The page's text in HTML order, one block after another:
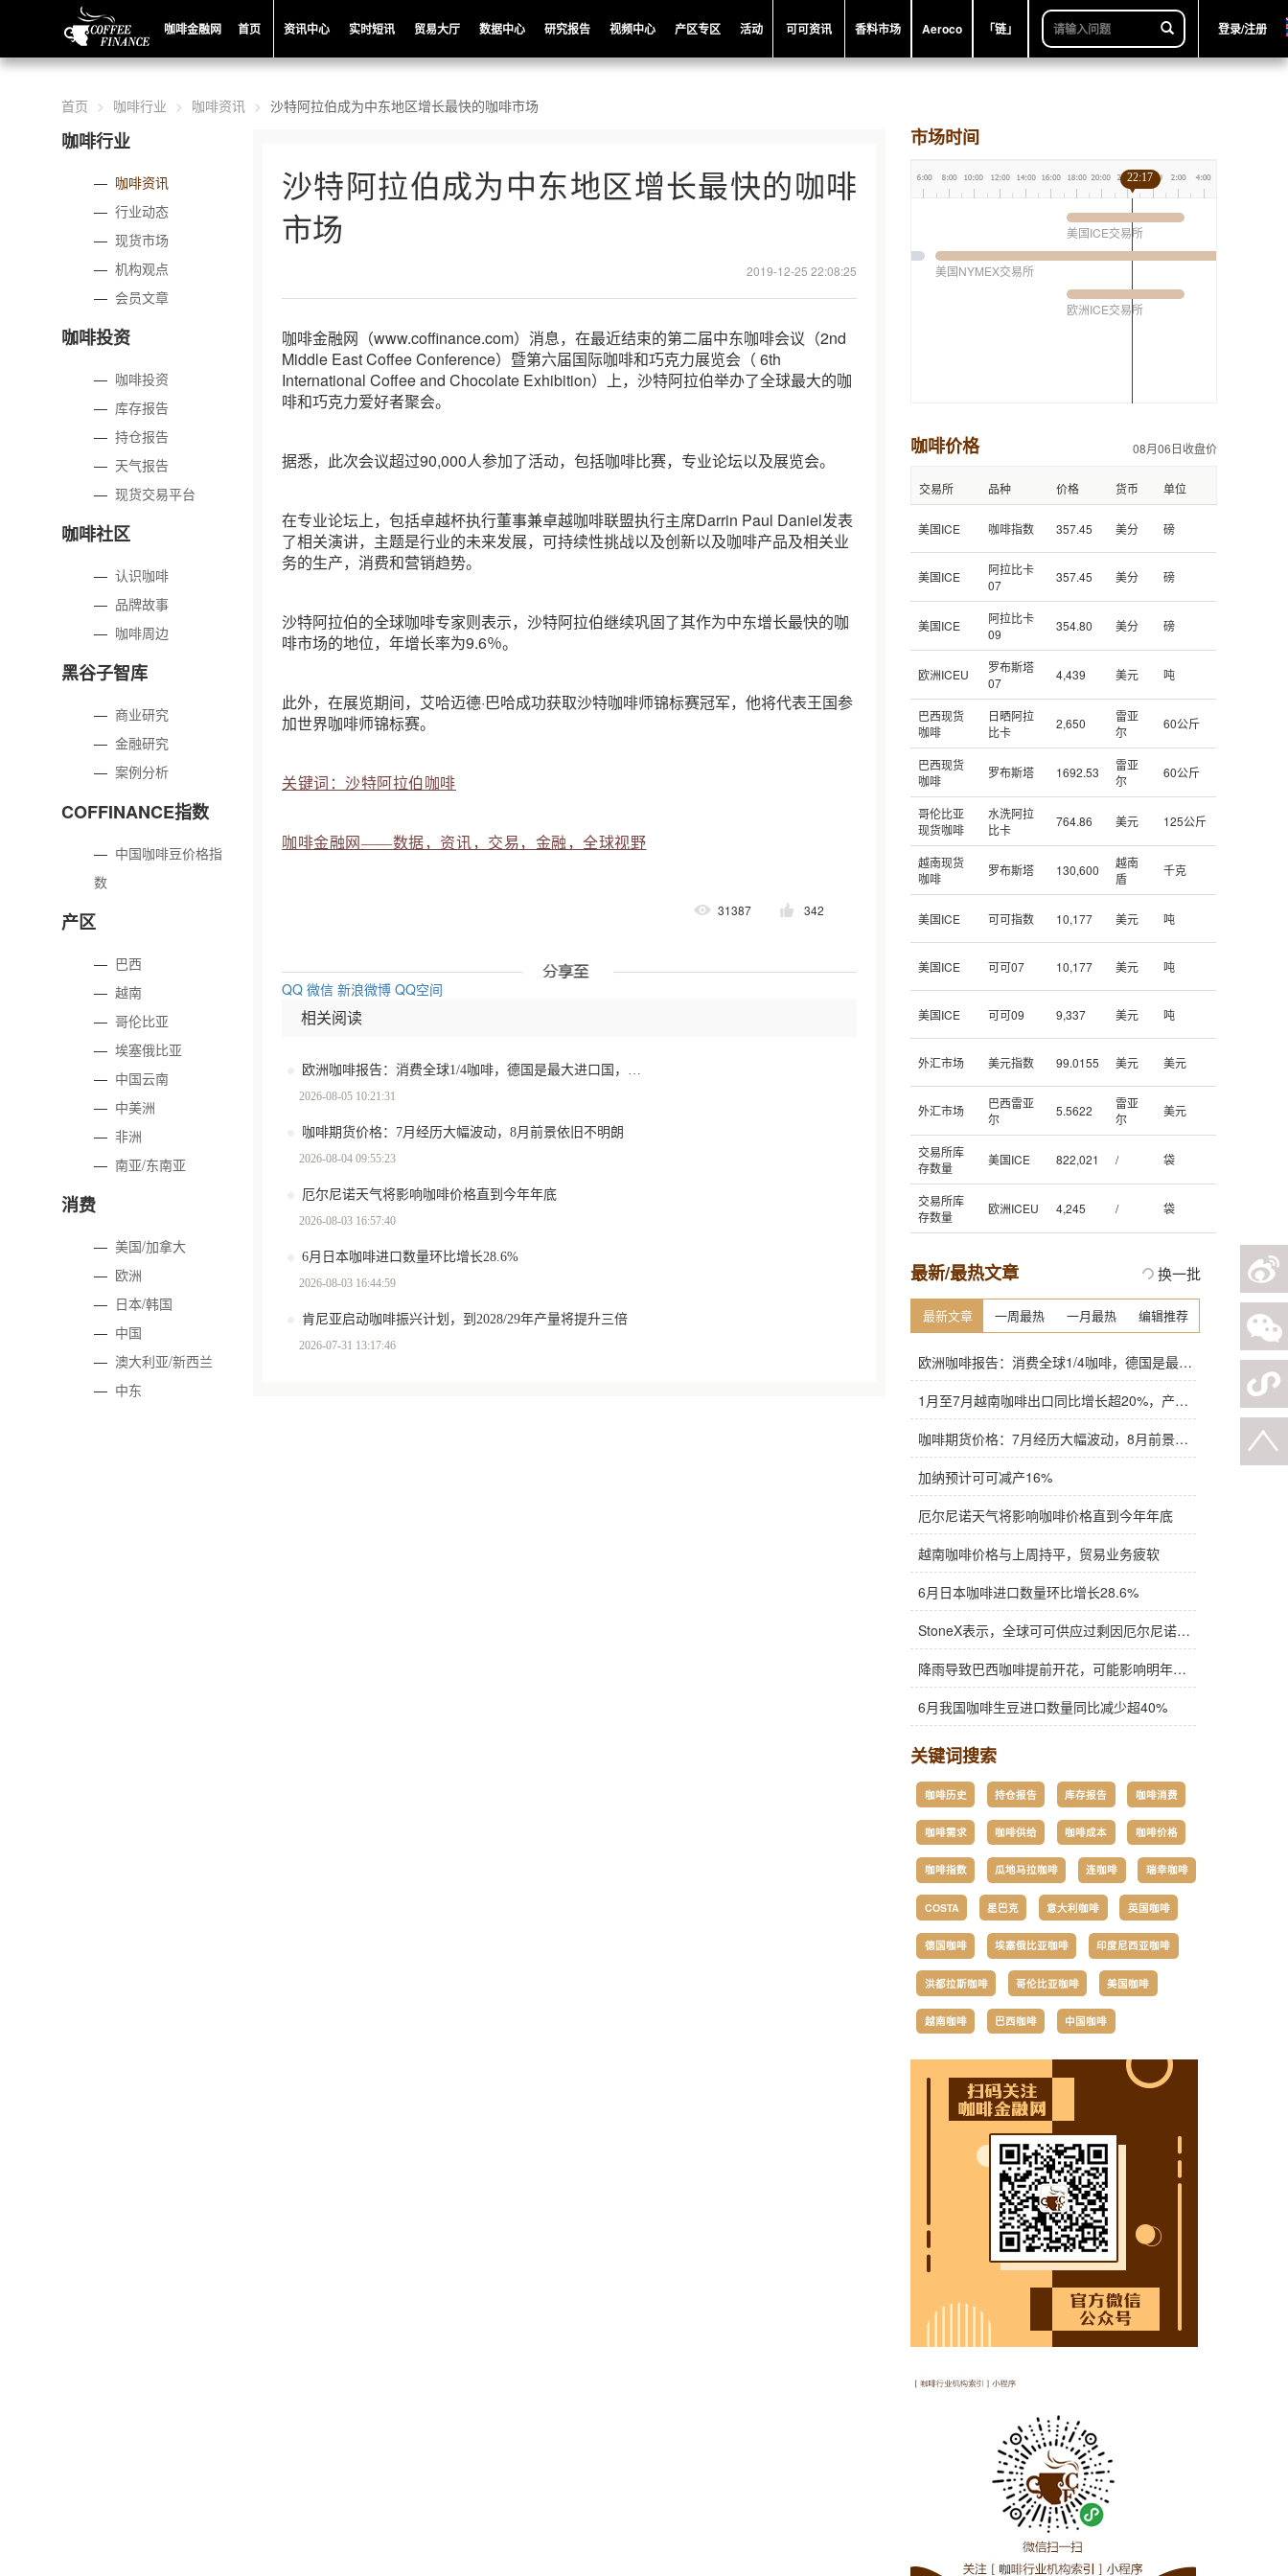
咖啡金融网 首页 资讯中心 实时短讯 贸易大厅 数据中心 研究报告 视频中心 产区专区 活动 可可资讯 香料市场 Aeroco 「链」 登录/注册
首页 咖啡行业 咖啡资讯 沙特阿拉伯成为中东地区增长最快的咖啡市场
咖啡行业
— 咖啡资讯
—行业动态
—现货市场
—机构观点
—会员文章
咖啡投资
— 咖啡投资
— 库存报告
—持仓报告
— 天气报告
—现货交易平台
咖啡社区
—认识咖啡
— 品牌故事
— 咖啡周边
黑谷子智库
— 商业研究
—金融研究
—案例分析
COFFINANCE指数
— 中国咖啡豆价格指
数
产区
— 巴西
—越南
—哥伦比亚
—埃塞俄比亚
— 中国云南
— 中美洲
—非洲
—南亚/东南亚
消费
—美国/加拿大
— 欧洲
— 日本/韩国
— 中国
— 澳大利亚/新西兰
— 中东
沙特阿拉伯成为中东地区增长最快的咖啡
市场
2019-12-25 22:08:25
咖啡金融网（www.coffinance.com）消息，在最近结束的第二届中东咖啡会议（2nd
Middle East Coffee Conference）暨第六届国际咖啡和巧克力展览会（ 6th
International Coffee and Chocolate Exhibition）上，沙特阿拉伯举办了全球最大的咖
啡和巧克力爱好者聚会。
据悉，此次会议超过90,000人参加了活动，包括咖啡比赛，专业论坛以及展览会。
在专业论坛上，包括卓越杯执行董事兼卓越咖啡联盟执行主席Darrin Paul Daniel发表
了相关演讲，主题是行业的未来发展，可持续性挑战以及创新以及咖啡产品及相关业
务的生产，消费和营销趋势。
沙特阿拉伯的全球咖啡专家则表示，沙特阿拉伯继续巩固了其作为中东增长最快的咖
啡市场的地位，年增长率为9.6％。
此外，在展览期间，艾哈迈德·巴哈成功获取沙特咖啡师锦标赛冠军，他将代表王国参
加世界咖啡师锦标赛。
关键词：沙特阿拉伯咖啡
咖啡金融网——数据，资讯，交易，金融，全球视野
31387 342
QQ 微信 新浪微博 QQ空间
相关阅读
2026-08-05 10:21:31
咖啡期货价格：7月经历大幅波动，8月前景依旧不明朗
2026-08-04 09:55:23
厄尔尼诺天气将影响咖啡价格直到今年年底
2026-08-03 16:57:40
6月日本咖啡进口数量环比增长28.6%
2026-08-03 16:44:59
肯尼亚启动咖啡振兴计划，到2028/29年产量将提升三倍
2026-07-31 13:17:46
市场时间
美国ICE交易所
美国NYMEX交易所
欧洲ICE交易所
22:17
咖啡价格 08月06日收盘价
交易所 品种 价格 货币 单位
美国ICE 咖啡指数 357.45 美分 磅
美国ICE
阿拉比卡
07
357.45 美分 磅
美国ICE
阿拉比卡
09
354.80 美分 磅
欧洲ICEU
罗布斯塔
07
4,439 美元 吨
巴西现货
咖啡
日晒阿拉
比卡
2,650
雷亚
尔
60公斤
巴西现货
咖啡
罗布斯塔 1692.53
雷亚
尔
60公斤
哥伦比亚
现货咖啡
水洗阿拉
比卡
764.86 美元 125公斤
越南现货
咖啡
罗布斯塔 130,600
越南
盾
千克
美国ICE 可可指数 10,177 美元 吨
美国ICE 可可07 10,177 美元 吨
美国ICE 可可09 9,337 美元 吨
外汇市场 美元指数 99.0155 美元 美元
外汇市场
巴西雷亚
尔
5.5622
雷亚
尔
美元
交易所库
存数量
美国ICE 822,021 / 袋
交易所库
存数量
欧洲ICEU 4,245 / 袋
最新/最热文章 换一批
最新文章 一周最热 一月最热 编辑推荐
欧洲咖啡报告：消费全球1/4咖啡，德国是最大进口国，意大利在烘焙咖啡生产中领先
1月至7月越南咖啡出口同比增长超20%，产量也将是过去四年来最高
咖啡期货价格：7月经历大幅波动，8月前景依旧不明朗
加纳预计可可减产16%
厄尔尼诺天气将影响咖啡价格直到今年年底
越南咖啡价格与上周持平，贸易业务疲软
6月日本咖啡进口数量环比增长28.6%
StoneX表示，全球可可供应过剩因厄尔尼诺而萎缩
降雨导致巴西咖啡提前开花，可能影响明年产量，造成近期价格波动极不稳定
6月我国咖啡生豆进口数量同比减少超40%
关键词搜索
咖啡历史 持仓报告 库存报告 咖啡消费
咖啡需求 咖啡供给 咖啡成本 咖啡价格
咖啡指数 瓜地马拉咖啡 连咖啡 瑞幸咖啡
COSTA 星巴克 意大利咖啡 英国咖啡
德国咖啡 埃塞俄比亚咖啡 印度尼西亚咖啡
洪都拉斯咖啡 哥伦比亚咖啡 美国咖啡
越南咖啡 巴西咖啡 中国咖啡